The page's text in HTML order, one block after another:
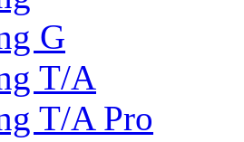
G
T/A
T/A Pro